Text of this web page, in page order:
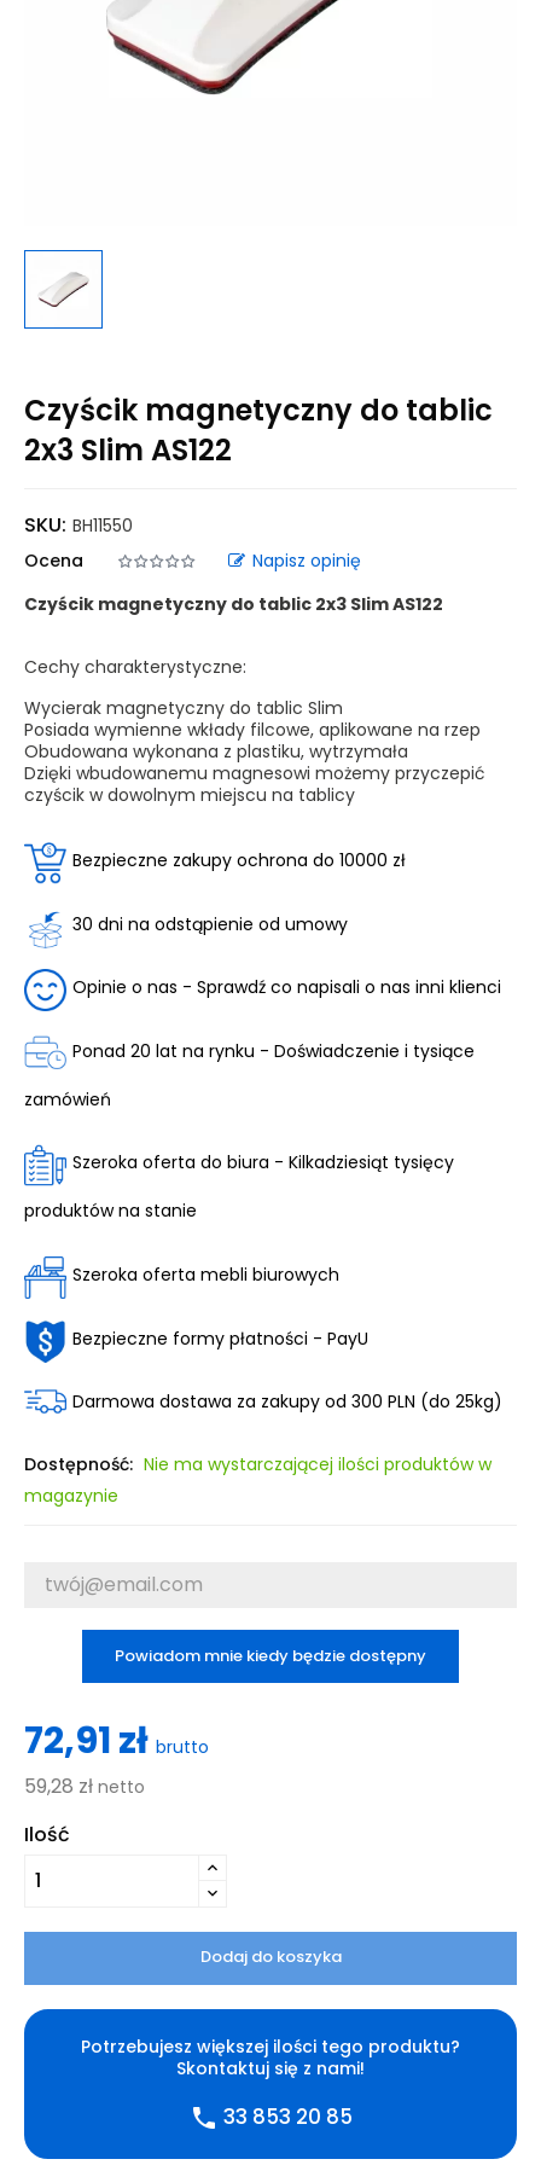
Czyścik magnetyczny do tablic
2x3 Slim AS122
SKU: BH11550
Ocena
Napisz opinię
Czyścik magnetyczny do tablic 2x3 Slim AS122
Cechy charakterystyczne:
Wycierak magnetyczny do tablic Slim
Posiada wymienne wkłady filcowe, aplikowane na rzep
Obudowana wykonana z plastiku, wytrzymała
Dzięki wbudowanemu magnesowi możemy przyczepić
czyścik w dowolnym miejscu na tablicy
Bezpieczne zakupy ochrona do 10000 zł
30 dni na odstąpienie od umowy
Opinie o nas - Sprawdź co napisali o nas inni klienci
Ponad 20 lat na rynku - Doświadczenie i tysiące
zamówień
Szeroka oferta do biura - Kilkadziesiąt tysięcy
produktów na stanie
Szeroka oferta mebli biurowych
Bezpieczne formy płatności - PayU
Darmowa dostawa za zakupy od 300 PLN (do 25kg)
Dostępność: Nie ma wystarczającej ilości produktów w
magazynie
Powiadom mnie kiedy będzie dostępny
72,91 zł brutto
59,28 zł netto
Ilość
Dodaj do koszyka
Potrzebujesz większej ilości tego produktu?
Skontaktuj się z nami!
phone 33 853 20 85